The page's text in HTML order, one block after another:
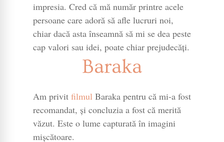
impresia. Cred că mă număr printre acele
persoane care adoră să afle lucruri noi,
chiar dacă asta înseamnă să mi se dea peste
cap valori sau idei, poate chiar prejudecăți.
Baraka
Am privit filmulBaraka pentru că mi-a fost
recomandat, şi concluzia a fost că merită
văzut. Este o lume capturată în imagini
mişcătoare.